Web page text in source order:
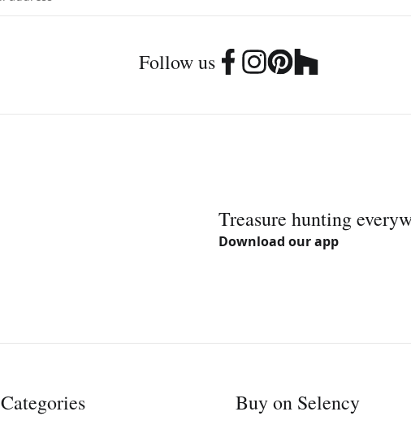
Follow us
Treasure hunting
Download our app
Categories Buy on Selency